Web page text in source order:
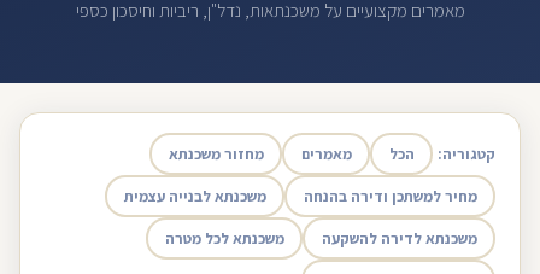
מאמרים מקצועיים על משכנתאות, נדל"ן, ריביות וחיסכון כספי
קטגוריה: הכל מאמרים מחזור משכנתא
מחיר למשתכן ודירה בהנחה משכנתא לבנייה עצמית
משכנתא לדירה להשקעה משכנתא לכל מטרה